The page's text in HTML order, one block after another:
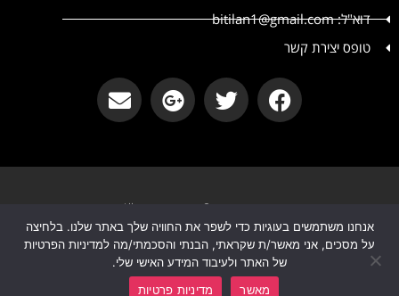
דוא"ל: bitilan1@gmail.com
טופס יצירת קשר
הצהרת נגישות מדיניות פרטיות
קטשופ אירועים © קטשופ אירועים All
אנחנו משתמשים בעוגיות כדי לשפר את החוויה שלך באתר שלנו. בלחיצה
על מסכים, אני מאשר/ת שקראתי, הבנתי והסכמתי/מה למדיניות הפרטיות
של האתר ולעיבוד המידע האישי שלי.
מאשר
מדיניות פרטיות